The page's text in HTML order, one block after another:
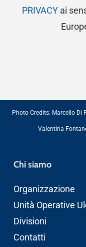
PRIVACYai
Photo Credits: Marcello Di
Valentina
Chi siamo
Organizzazione
Unità Operative
Divisioni
Contatti